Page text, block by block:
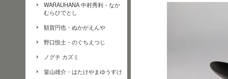
WARAUHANA 中村秀利・なか
むらひでとし
額賀円也・ぬかがえんや
野口悦士・のぐちえつじ
ノグチ カズミ
畠山雄介・はたけやまゆうすけ